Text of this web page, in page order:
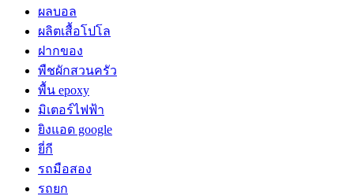
ผลบอล
ผลิตเสื้อโปโล
ฝากของ
พืชผักสวนครัว
พื้น epoxy
มิเตอร์ไฟฟ้า
ยิงแอด google
ยี่กี
รถมือสอง
รถยก